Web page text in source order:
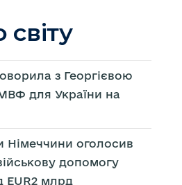
з Георгієвою
для України на
Німеччини оголосив
допомогу
EUR2 млрд